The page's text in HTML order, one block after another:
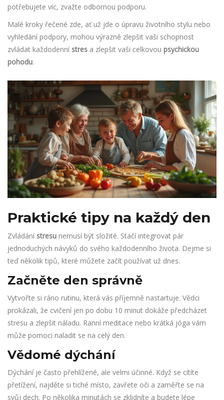
potřebujete víc, zvažte odbornou podporu.
Malé kroky řečené zde, ať už jde o úpravu životního stylu nebo
vyhledání podpory, mohou výrazně zlepšit vaši schopnost
zvládat každodenní stres a zlepšit vaši celkovou psychickou
pohodu.
Praktické tipy na každý den
Zvládání stresu nemusí být složité. Stačí integrovat pár
jednoduchých návyků do svého každodenního života. Dejme si
teď několik tipů, které můžete začít používat už dnes.
Začněte den správně
Vytvořte si ráno rutinu, která vás příjemně nastartuje. Vědci
prokázali, že cvičení jen po dobu 10 minut dokáže předcházet
stresu a zlepšit náladu. Ranní meditace nebo krátká jóga vám
může pomoci naladit se na celý den.
Vědomé dýchání
Dýchání je často přehlížené, ale velmi účinné. Když se cítíte
přetížení, najděte si tiché místo, zavřete oči a zaměřte se na
svůj dech. Po několika minutách se zklidníte a budete lépe